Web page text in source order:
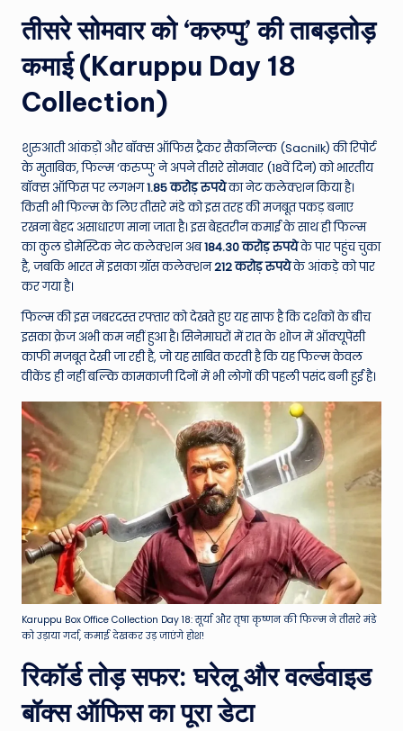
h
e
W
rl
d
तीसरे सोमवार को ‘करुप्पु’ की ताबड़तोड़
कमाई (Karuppu Day 18
Collection)
शुरुआती आंकड़ों और बॉक्स ऑफिस ट्रैकर सैकनिल्क (Sacnilk) की रिपोर्ट
के मुताबिक, फिल्म ‘करुप्पु’ ने अपने तीसरे सोमवार (18वें दिन) को भारतीय
बॉक्स ऑफिस पर लगभग1.85 करोड़ रुपयेका नेट कलेक्शन किया है।
किसी भी फिल्म के लिए तीसरे मंडे को इस तरह की मजबूत पकड़ बनाए
रखना बेहद असाधारण माना जाता है। इस बेहतरीन कमाई के साथ ही फिल्म
का कुल डोमेस्टिक नेट कलेक्शन अब184.30 करोड़ रुपयेके पार पहुंच चुका
है, जबकि भारत में इसका ग्रॉस कलेक्शन212 करोड़ रुपयेके आंकड़े को पार
कर गया है।
फिल्म की इस जबरदस्त रफ्तार को देखते हुए यह साफ है कि दर्शकों के बीच
इसका क्रेज अभी कम नहीं हुआ है। सिनेमाघरों में रात के शोज में ऑक्यूपेंसी
काफी मजबूत देखी जा रही है, जो यह साबित करती है कि यह फिल्म केवल
वीकेंड ही नहीं बल्कि कामकाजी दिनों में भी लोगों की पहली पसंद बनी हुई है।
Karuppu Box Office Collection Day 18: सूर्या और तृषा कृष्णन की फिल्म ने तीसरे मंडे
को उड़ाया गर्दा, कमाई देखकर उड़ जाएंगे होश!
रिकॉर्ड तोड़ सफर: घरेलू और वर्ल्डवाइड
बॉक्स ऑफिस का पूरा डेटा